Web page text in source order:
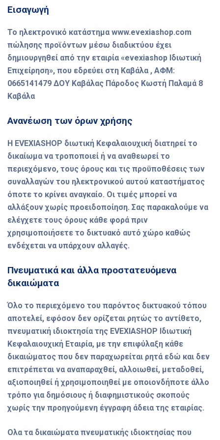
Εισαγωγή
Το ηλεκτρονικό κατάστημα www.evexiashop.com
πώλησης προϊόντων μέσω διαδικτύου έχει
δημιουργηθεί από την εταιρία «evexiashop Ιδιωτική
Επιχείρηση», που εδρεύει στη Καβάλα , ΑΦΜ:
0665141479 ΔΟΥ Καβάλας Πάροδος Κωστή Παλαμά 8
Καβάλα
Ανανέωση των όρων χρήσης
Η EVEXIASHOP διωτική Κεφαλαιουχική διατηρεί το
δικαίωμα να τροποποιεί ή να αναθεωρεί το
περιεχόμενο, τους όρους και τις προϋποθέσεις των
συναλλαγών του ηλεκτρονικού αυτού καταστήματος
όποτε το κρίνει αναγκαίο. Οι τιμές μπορεί να
αλλάξουν χωρίς προειδοποίηση. Σας παρακαλούμε να
ελέγχετε τους όρους κάθε φορά πριν
χρησιμοποιήσετε το δικτυακό αυτό χώρο καθώς
ενδέχεται να υπάρχουν αλλαγές.
Πνευματικά και άλλα προστατευόμενα
δικαιώματα
Όλο το περιεχόμενο του παρόντος δικτυακού τόπου
αποτελεί, εφόσον δεν ορίζεται ρητώς το αντίθετο,
πνευματική ιδιοκτησία της EVEXIASHOP Ιδιωτική
Κεφαλαιουχική Εταιρία, με την επιφύλαξη κάθε
δικαιώματος που δεν παραχωρείται ρητά εδώ και δεν
επιτρέπεται να αναπαραχθεί, αλλοιωθεί, μεταδοθεί,
αξιοποιηθεί ή χρησιμοποιηθεί με οποιονδήποτε άλλο
τρόπο για δημόσιους ή διαφημιστικούς σκοπούς
χωρίς την προηγούμενη έγγραφη άδεια της εταιρίας.
Oλα τα δικαιώματα πνευματικής ιδιοκτησίας που